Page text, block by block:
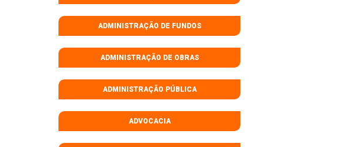
ADMINISTRAÇÃO DE FUNDOS
ADMINISTRAÇÃO DE OBRAS
ADMINISTRAÇÃO PÚBLICA
ADVOCACIA